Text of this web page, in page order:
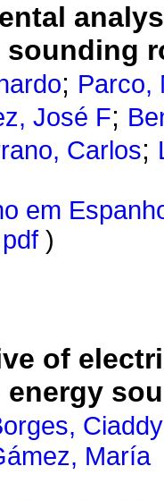
sounding
; Parco,
José F;
Carlos;
em
pdf )
of
energy
María